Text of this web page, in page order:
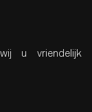
u vriendelijk